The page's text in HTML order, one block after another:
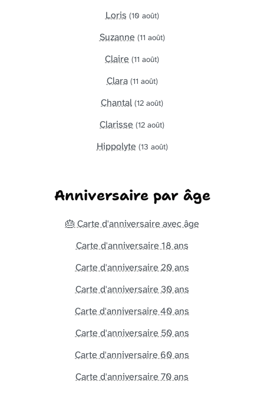
Loris (10 août)
Suzanne (11 août)
Claire (11 août)
Clara (11 août)
Chantal (12 août)
Clarisse (12 août)
Hippolyte (13 août)
Anniversaire par âge
🎂 Carte d'anniversaire avec âge
Carte d'anniversaire 18 ans
Carte d'anniversaire 20 ans
Carte d'anniversaire 30 ans
Carte d'anniversaire 40 ans
Carte d'anniversaire 50 ans
Carte d'anniversaire 60 ans
Carte d'anniversaire 70 ans